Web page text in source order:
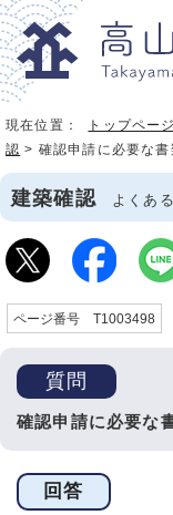
現在位置： トップページ
認 > 確認申請に必要な書
建築確認よくある
ページ番号 T1003498
質問
確認申請に必要な
回答